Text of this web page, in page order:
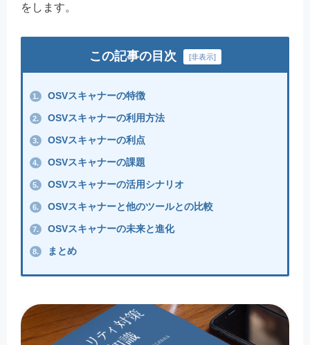
をします。
この記事の目次 [非表示]
1. OSVスキャナーの特徴
2. OSVスキャナーの利用方法
3. OSVスキャナーの利点
4. OSVスキャナーの課題
5. OSVスキャナーの活用シナリオ
6. OSVスキャナーと他のツールとの比較
7. OSVスキャナーの未来と進化
8. まとめ